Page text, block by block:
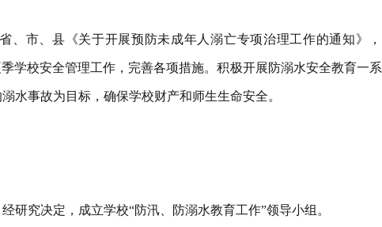
、市、县《关于开展预防未成年人溺亡专项治理工作的通知》
学校安全管理工作，完善各项措施。积极开展防溺水安全教育一系
水事故为目标，确保学校财产和师生生命安全。
研究决定，成立学校“防汛、防溺水教育工作”领导小组。